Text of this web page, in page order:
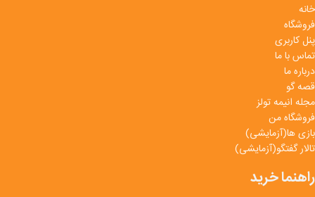
خانه
فروشگاه
پنل کاربری
تماس با ما
درباره ما
قصه گو
مجله انیمه تولز
فروشگاه من
بازی ها(آزمایشی)
تالار گفتگو(آزمایشی)
راهنما خرید